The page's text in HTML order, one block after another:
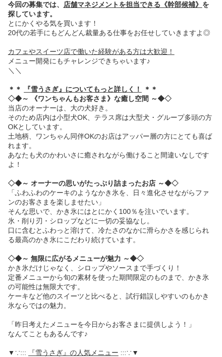
今回の募集では、
店舗マネジメントを担当できる《幹部候補》 を
探しています。
とにかくやる気を買います！
20代の若手にもどんどん裁量ある仕事をお任せしていきますよ◎
カフェやスイーツ店で働いた経験がある方は大歓迎！
メニュー開発にもチャレンジできちゃいます♪
＼＼
＊＊ 『雪うさぎ』についてもっと詳しく！
＊＊
◇◆～ 《ワンちゃんもお客さま》な癒し空間 ～◆◇
当店のオーナーは、大の犬好き。
そのため店内は小型犬OK、テラス席は大型犬・グループ多頭の方
OKとしています。
土地柄、ワンちゃん同伴OKのお店はアッパー層の方にとても喜ば
れます。
あなたも犬のかわいさに癒されながら働けること間違いなしです
よ！
◇◆～ オーナーの思いがたっぷり詰まったお店 ～◆◇
「ふわふわのケーキのようなかき氷を、日々進化させながらファ
ンのお客さまを楽しませたい」
そんな思いで、かき氷にはとにかく100％を注いでいます。
氷・削り刃・シロップなどに一切の妥協なし。
口に含むとふわっと溶けて、冷たさのなかに滑らかさを感じられ
る最高のかき氷にこだわり続けています。
◇◆～ 無限に広がるメニューが魅力 ～◆◇
かき氷だけじゃなく、シロップやソースまで手づくり！
定番メニューから旬の素材を使った期間限定のものまで、かき氷
の可能性は無限大です。
ケーキなど他のスイーツと比べると、試行錯誤しやすいのもかき
氷ならではの魅力。
「昨日考えたメニューを今日からお客さまに提供しよう！」
なんてこともあるんです♪
▼∵::: 『雪うさぎ』の人気メニュー :::∵▼